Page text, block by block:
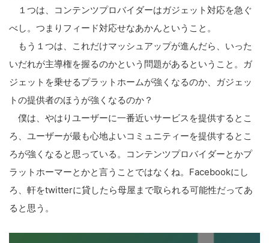
１つは、コンテンツプロバイダーはガジェット対応を急ぐ
べし。つまりフィード対応せなあかんということ。
もう１つは、これだけマッシュアップが進んだら、いった
いだれが主導権を握るのかという問題があるということ。ガ
ジェットを乗せるプラットホームが強くなるのか、ガジェッ
トの提供者のほうが強くなるのか？
僕は、やはりユーザーに一番近いサービスを提供するとこ
ろ、ユーザーが最も心地よいコミュニティーを提供するとこ
ろが強くなると思っている。コンテンツプロバイダーとかプ
ラットホーマーとかと言うことではなくね。Facebookにし
ろ、軒をtwitterに貸したら母屋まで取られる可能性だってあ
ると思う。